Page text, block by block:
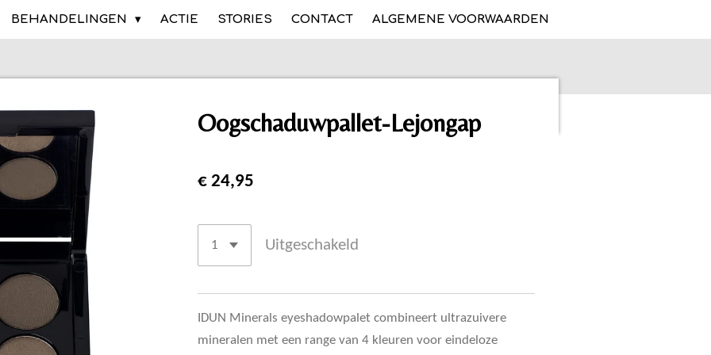
BEHANDELINGEN ACTIE STORIES CONTACT ALGEMENE VOORWAARDEN
Oogschaduwpallet-Lejongap
€ 24,95
Uitgeschakeld
IDUN Minerals eyeshadowpalet combineert ultrazuivere
mineralen met een range van 4 kleuren voor eindeloze